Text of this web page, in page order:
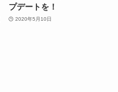
プデートを！
2020年5月10日